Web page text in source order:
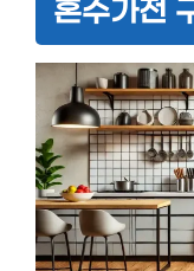
혼수가전